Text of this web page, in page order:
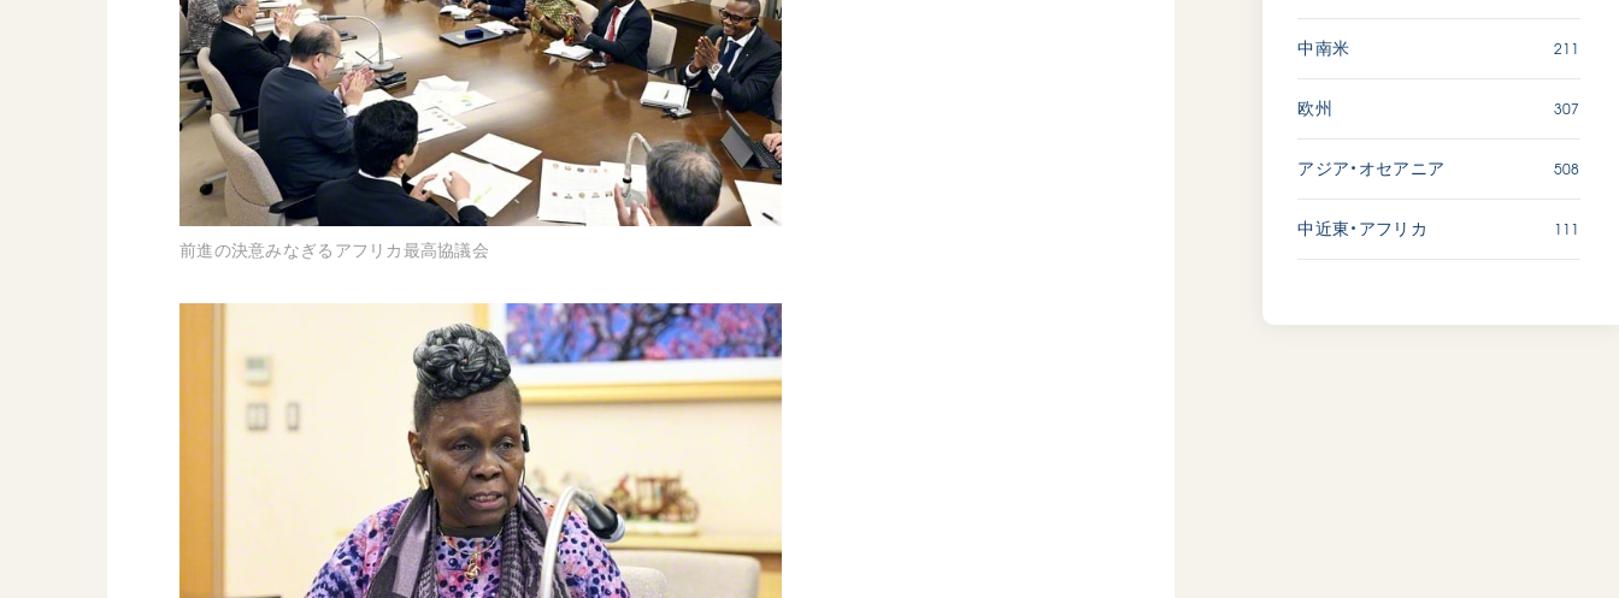
前進の決意みなぎるアフリカ最高協議会
中南米 211
欧州 307
アジア・オセアニア 508
中近東・アフリカ 111